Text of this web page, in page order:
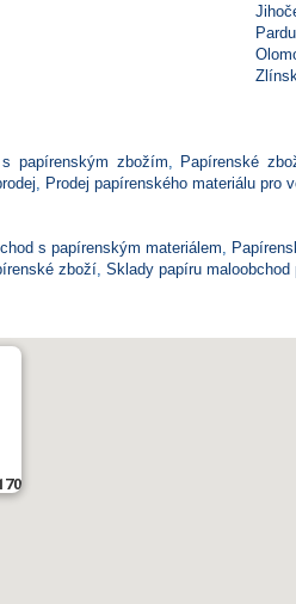
s papírenským zbožím Papírenské
Prodej papírenského materiálu pro
s papírenským materiálem
zboží Sklady papíru maloobchod